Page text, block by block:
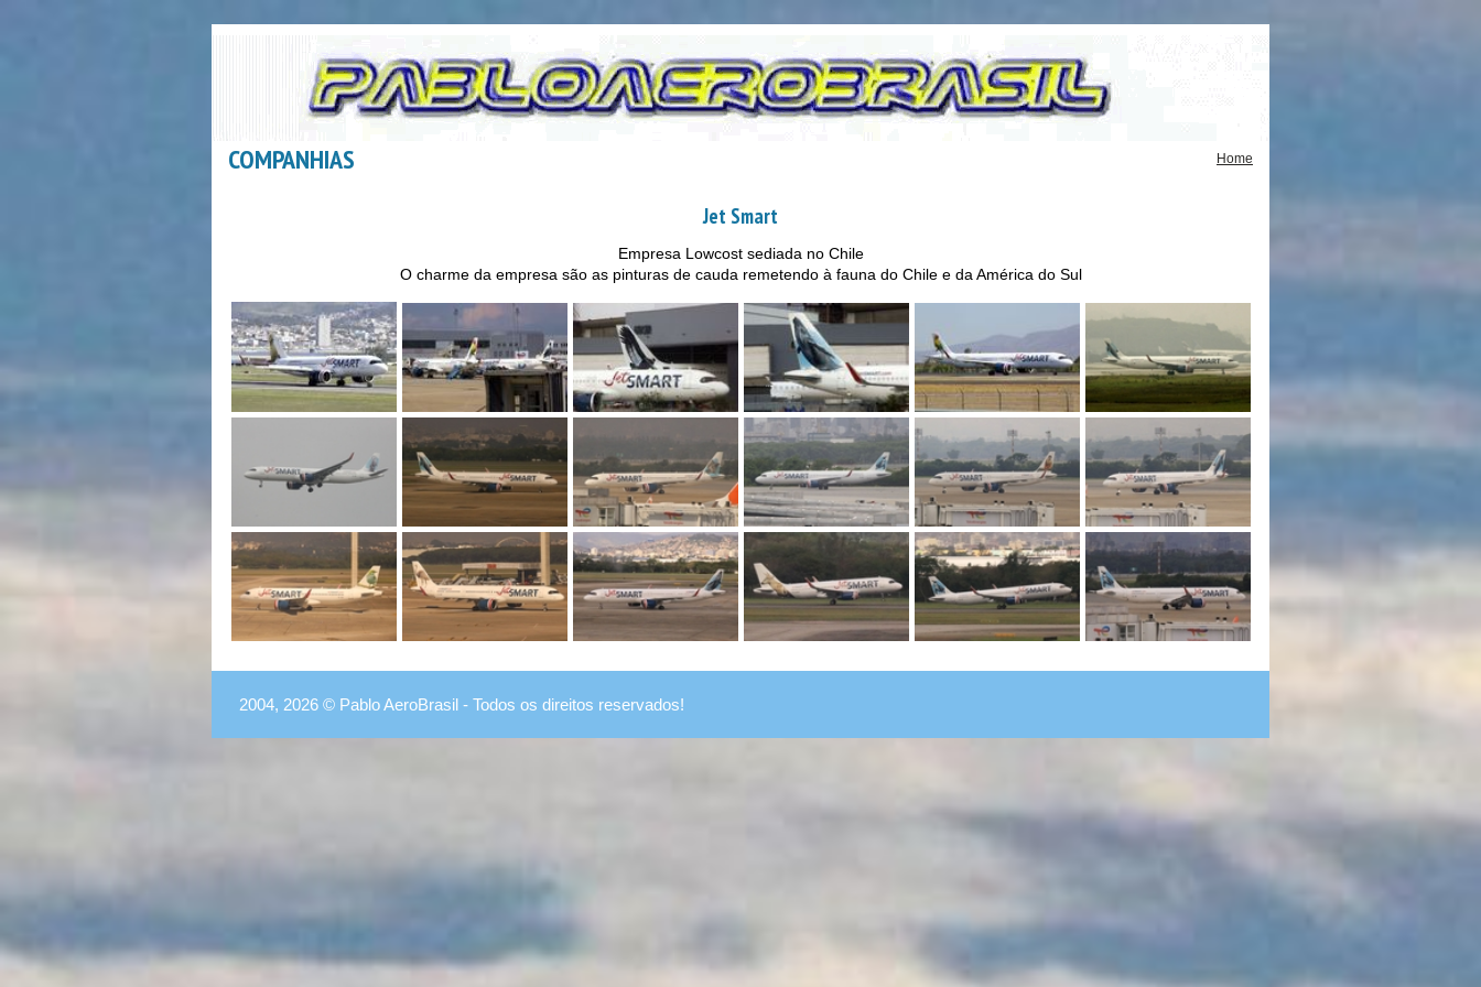
COMPANHIAS Home
Jet Smart
Empresa Lowcost sediada no Chile
O charme da empresa são as pinturas de cauda remetendo à fauna do Chile e da América do Sul
2004, 2026 © Pablo AeroBrasil - Todos os direitos reservados!